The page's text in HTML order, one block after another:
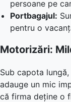
persoane pe
Portbagajul:
pentru o
Motorizări:
Sub capota
adauge un mic
că firma deține o